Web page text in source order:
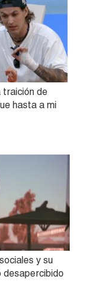
de
hasta a mi
y su
desapercibido